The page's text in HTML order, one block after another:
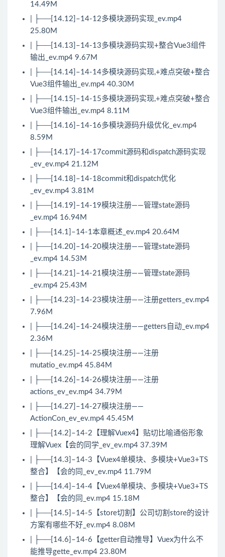
14.49M
| ├──[14.12]–14-12多模块源码实现_ev.mp4
25.80M
| ├──[14.13]–14-13多模块源码实现+整合Vue3组件
输出_ev.mp4 9.67M
| ├──[14.14]–14-14多模块源码实现,+难点突破+整合
Vue3组件输出_ev.mp4 40.30M
| ├──[14.15]–14-15多模块源码实现,+难点突破+整合
Vue3组件输出_ev.mp4 8.11M
| ├──[14.16]–14-16多模块源码升级优化_ev.mp4
8.59M
| ├──[14.17]–14-17commit源码和dispatch源码实现
_ev_ev.mp4 21.12M
| ├──[14.18]–14-18commit和dispatch优化
_ev_ev.mp4 3.81M
| ├──[14.19]–14-19模块注册——管理state源码
_ev.mp4 16.94M
| ├──[14.1]–14-1本章概述_ev.mp4 20.64M
| ├──[14.20]–14-20模块注册——管理state源码
_ev.mp4 14.53M
| ├──[14.21]–14-21模块注册——管理state源码
_ev.mp4 25.43M
| ├──[14.23]–14-23模块注册——注册getters_ev.mp4
7.96M
| ├──[14.24]–14-24模块注册——getters自动_ev.mp4
2.36M
| ├──[14.25]–14-25模块注册——注册
mutatio_ev.mp4 45.84M
| ├──[14.26]–14-26模块注册——注册
actions_ev_ev.mp4 34.79M
| ├──[14.27]–14-27模块注册——
ActionCon_ev_ev.mp4 45.45M
| ├──[14.2]–14-2【理解Vuex4】贴切比喻通俗形象
理解Vuex【会的同学_ev_ev.mp4 37.39M
| ├──[14.3]–14-3【Vuex4单模块、多模块+Vue3+TS
整合】【会的同_ev_ev.mp4 11.79M
| ├──[14.4]–14-4【Vuex4单模块、多模块+Vue3+TS
整合】【会的同_ev.mp4 15.18M
| ├──[14.5]–14-5【store切割】公司切割store的设计
方案有哪些不好_ev.mp4 8.08M
| ├──[14.6]–14-6【getter自动推导】Vuex为什么不
能推导gette_ev.mp4 23.80M